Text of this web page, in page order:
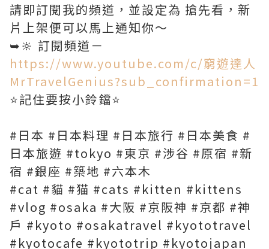
請即訂閱我的頻道，並設定為 搶先看，新
片上架便可以馬上通知你～
➥🔆 訂閱頻道－
https://www.youtube.com/c/窮遊達人
MrTravelGenius?sub_confirmation=1
⭐️記住要按小鈴鐺⭐️
#日本 #日本料理 #日本旅行 #日本美食 #
日本旅遊 #tokyo #東京 #涉谷 #原宿 #新
宿 #銀座 #築地 #六本木
#cat #貓 #猫 #cats #kitten #kittens
#vlog #osaka #大阪 #京阪神 #京都 #神
戶 #kyoto #osakatravel #kyototravel
#kyotocafe #kyototrip #kyotojapan